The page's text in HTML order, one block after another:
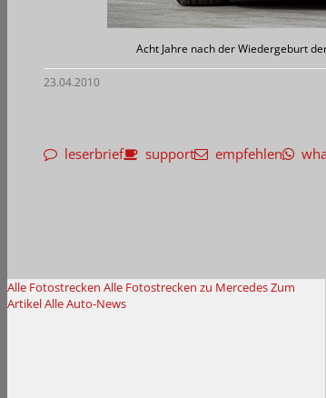
Acht Jahre nach der Wiedergeburt
23.04.2010
leserbrief support empfehlen
Alle Fotostrecken Alle Fotostrecken zu MercedesZum
ArtikelAlle Auto-News